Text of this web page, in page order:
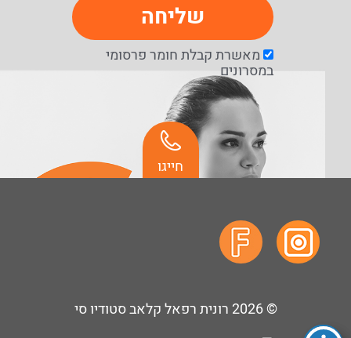
מאשרת קבלת חומר פרסומי
במסרונים
שליחה
חייגו
© 2026
רונית רפאל קלאב סטודיו סי